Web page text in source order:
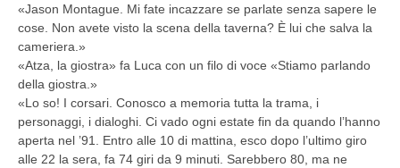
«Jason Montague. Mi fate incazzare se parlate senza sapere le
cose. Non avete visto la scena della taverna? È lui che salva la
cameriera.»
«Atza, la giostra» fa Luca con un filo di voce «Stiamo parlando
della giostra.»
«Lo so! I corsari. Conosco a memoria tutta la trama, i
personaggi, i dialoghi. Ci vado ogni estate fin da quando l’hanno
aperta nel ’91. Entro alle 10 di mattina, esco dopo l’ultimo giro
alle 22 la sera, fa 74 giri da 9 minuti. Sarebbero 80, ma ne